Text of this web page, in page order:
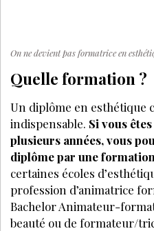
On ne devient pas formatrice en
Quelle formation ?
Un diplôme en esthétique
indispensable. Si vous
plusieurs années, vous
diplôme par une formation
certaines écoles
profession d’animatrice
Bachelor Animateur-
beauté ou de formateur/